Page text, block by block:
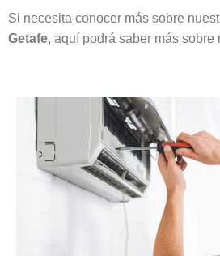
Si necesita conocer más sobre
Getafe, aquí podrá saber más sobre